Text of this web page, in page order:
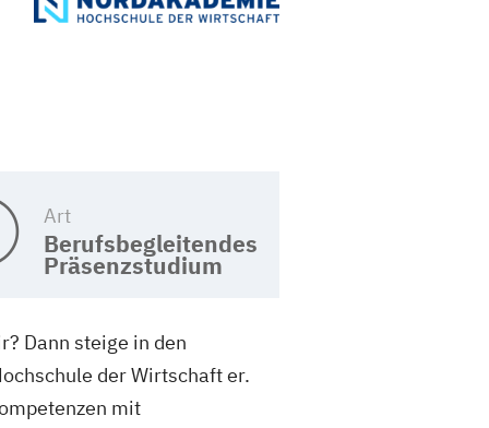
Art
Berufsbegleitendes
Präsenzstudium
Dann steige in den
der Wirtschaft er.
mit